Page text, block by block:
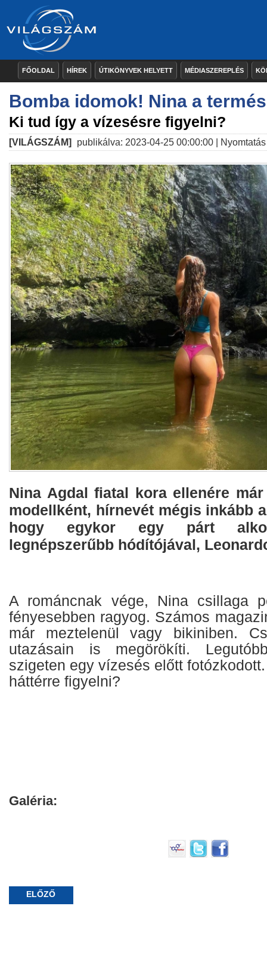
FŐOLDAL HÍREK ÚTIKÖNYVEK HELYETT MÉDIASZEREPLÉS
Bomba idomok! Nina a
Ki tud így a vízesésre figyelni?
[VILÁGSZÁM] publikálva: 2023-04-25 00:00:00 | Nyomtatás
Nina Agdal fiatal kora ellenére
modellként, hírnevét mégis inkább
hogy egykor egy párt
legnépszerűbb hódítójával,
A románcnak vége, Nina csillaga
fényesebben ragyog. Számos
már meztelenül vagy bikiniben.
utazásain is megörökíti.
szigeten egy vízesés előtt
háttérre figyelni?
Galéria:
ELŐZŐ